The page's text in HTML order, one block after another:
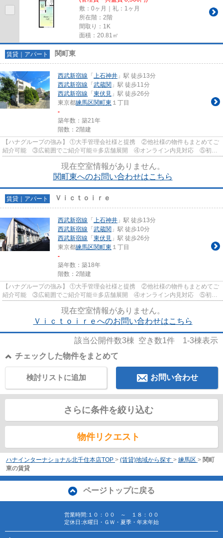
敷：0ヶ月｜礼：1ヶ月
所在階：2階
間取り：1K
面積：20.81㎡
賃貸｜アパート 関町東
西武新宿線 「 上石神井 」駅 徒歩13分
西武新宿線 「 武蔵関 」駅 徒歩11分
西武新宿線 「 東伏見 」駅 徒歩26分
東京都練馬区関町東 １丁目
-
築年数：築21年
階数：2階建
【ハナグループの強み】 ①大手管理会社様と提携 ②他社様の物件もまとめてご
紹介可能 ③広範囲でご紹介可能※多店舗展開 ④オンライン内見対応 ⑤初期
現在空室情報がありません。
関町東へのお問い合わせはこちら
賃貸｜アパート Ｖｉｃｔｏｉｒｅ
西武新宿線 「 上石神井 」駅 徒歩13分
西武新宿線 「 武蔵関 」駅 徒歩10分
西武新宿線 「 東伏見 」駅 徒歩26分
東京都練馬区関町東 １丁目
-
築年数：築18年
階数：2階建
【ハナグループの強み】 ①大手管理会社様と提携 ②他社様の物件もまとめてご
紹介可能 ③広範囲でご紹介可能※多店舗展開 ④オンライン内見対応 ⑤初期
現在空室情報がありません。
Ｖｉｃｔｏｉｒｅへのお問い合わせはこちら
該当公開件数3棟 空き数1件 1-3棟表示
チェックした物件をまとめて
お問い合わせ
検討リストに追加
さらに条件を絞り込む
物件リクエスト
ハナインターナショナル北千住本店TOP > (賃貸)地域から探す > 練馬区 > 関町
東の賃貸
ページトップに戻る
営業時間:１０：００ ～ １８：００
定休日:水曜日・ＧＷ・夏季・年末年始